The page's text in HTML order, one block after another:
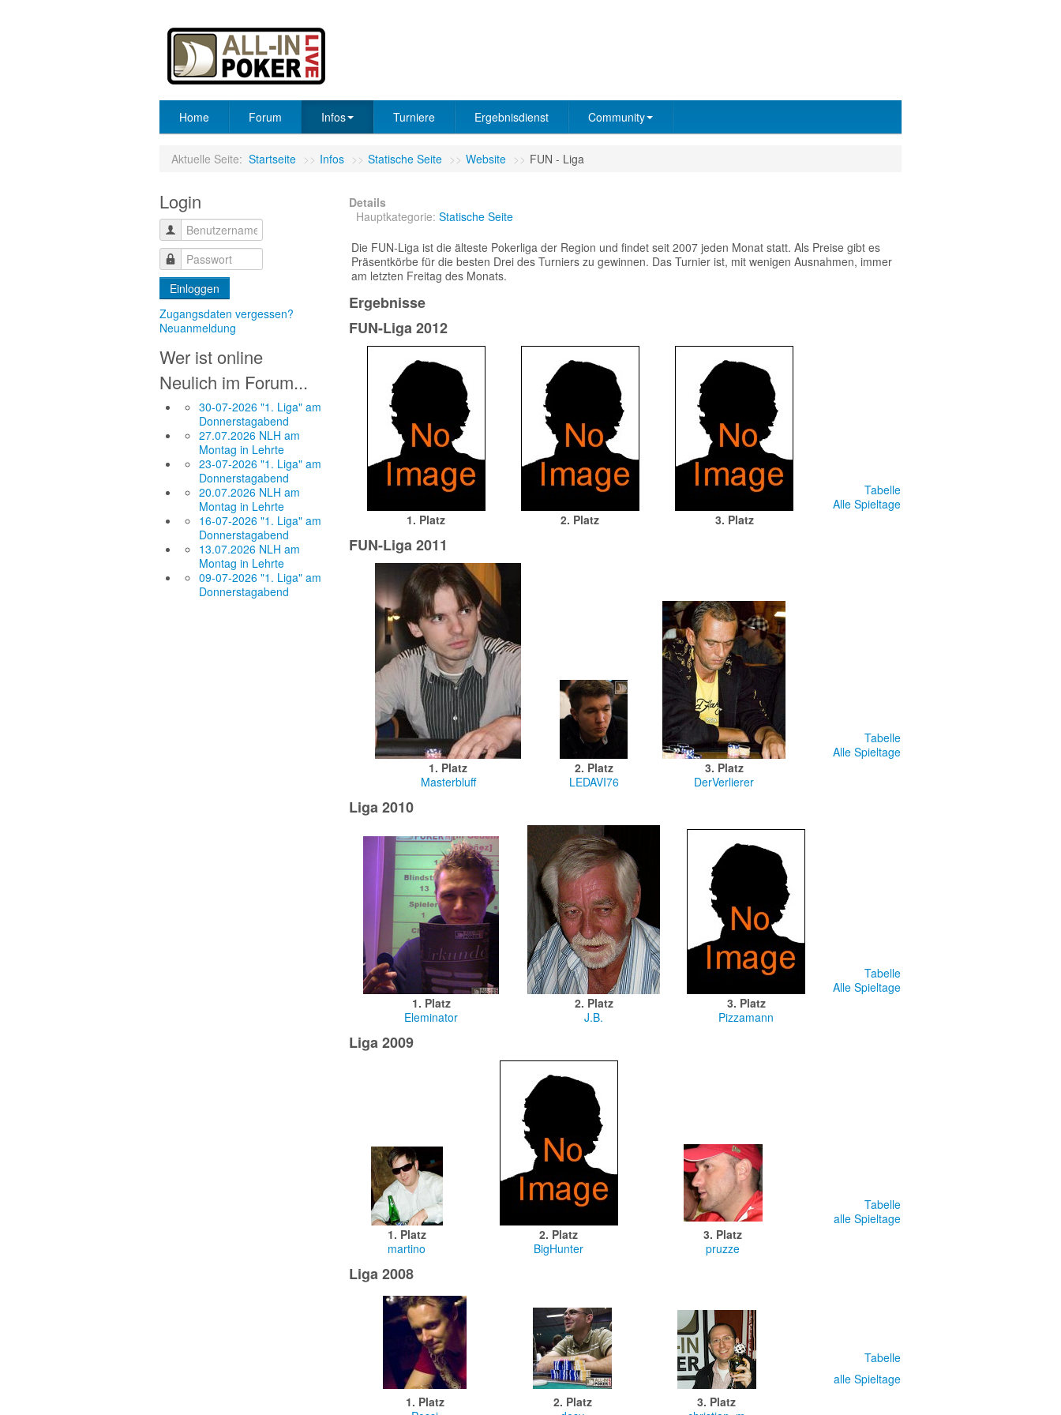
Home Forum Infos Turniere Ergebnisdienst Community
Aktuelle Seite: Startseite >> Infos >> Statische Seite >> Website >> FUN - Liga
Login
Einloggen
Zugangsdaten vergessen?
Neuanmeldung
Wer ist online
Neulich im Forum...
30-07-2026 "1. Liga" am
Donnerstagabend
27.07.2026 NLH am
Montag in Lehrte
23-07-2026 "1. Liga" am
Donnerstagabend
20.07.2026 NLH am
Montag in Lehrte
16-07-2026 "1. Liga" am
Donnerstagabend
13.07.2026 NLH am
Montag in Lehrte
09-07-2026 "1. Liga" am
Donnerstagabend
Details
Hauptkategorie: Statische Seite
Die FUN-Liga ist die älteste Pokerliga der Region und findet seit 2007 jeden Monat statt. Als Preise gibt es
Präsentkörbe für die besten Drei des Turniers zu gewinnen. Das Turnier ist, mit wenigen Ausnahmen, immer
am letzten Freitag des Monats.
Ergebnisse
FUN-Liga 2012
Tabelle
Alle Spieltage
1. Platz
2. Platz 3. Platz
FUN-Liga 2011
Tabelle
Alle Spieltage
1. Platz
Masterbluff
2. Platz
LEDAVI76
3. Platz
DerVerlierer
Liga 2010
Tabelle
Alle Spieltage
1. Platz
Eleminator
2. Platz
J.B.
3. Platz
Pizzamann
Liga 2009
Tabelle
alle Spieltage
1. Platz
martino
2. Platz
BigHunter
3. Platz
pruzze
Liga 2008
Tabelle
alle Spieltage
1. Platz
2. Platz
3. Platz